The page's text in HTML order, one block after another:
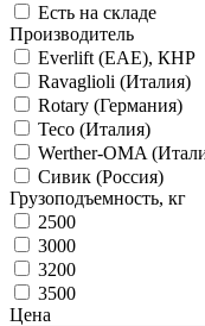
Есть на складе
Производитель
Everlift (EAE), КНР
Ravaglioli (Италия)
Rotary (Германия)
Teco (Италия)
Werther-OMA
Сивик (Россия)
Грузоподъемность, кг
2500
3000
3200
3500
Цена